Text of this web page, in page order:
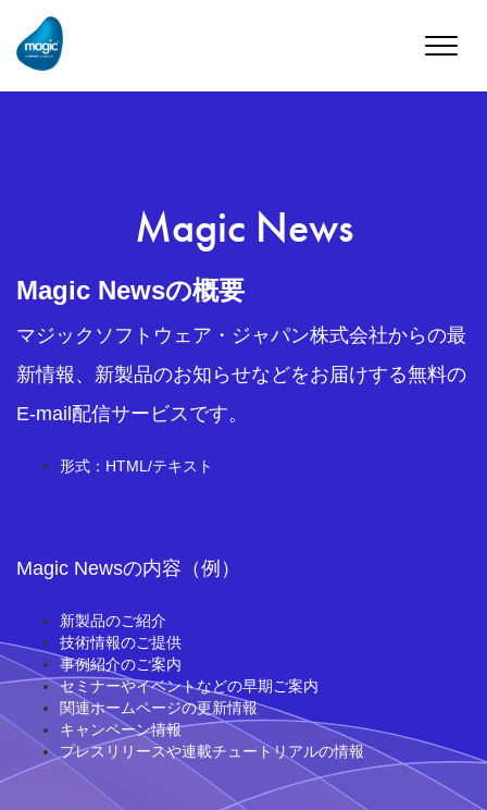
Toggle
Magic News
Magic Newsの概要
マジックソフトウェア・ジャパン株式会社からの最
新情報、新製品のお知らせなどをお届けする無料の
E-mail配信サービスです。
形式：HTML/テキスト
Magic Newsの内容（例）
新製品のご紹介
技術情報のご提供
事例紹介のご案内
セミナーやイベントなどの早期ご案内
関連ホームページの更新情報
キャンペーン情報
プレスリリースや連載チュートリアルの情報